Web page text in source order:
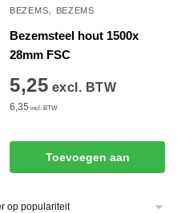
BEZEMS, BEZEMS
Bezemsteel hout 1500x
28mm FSC
5,25 excl. BTW
6,35 incl. BTW
Toevoegen aan